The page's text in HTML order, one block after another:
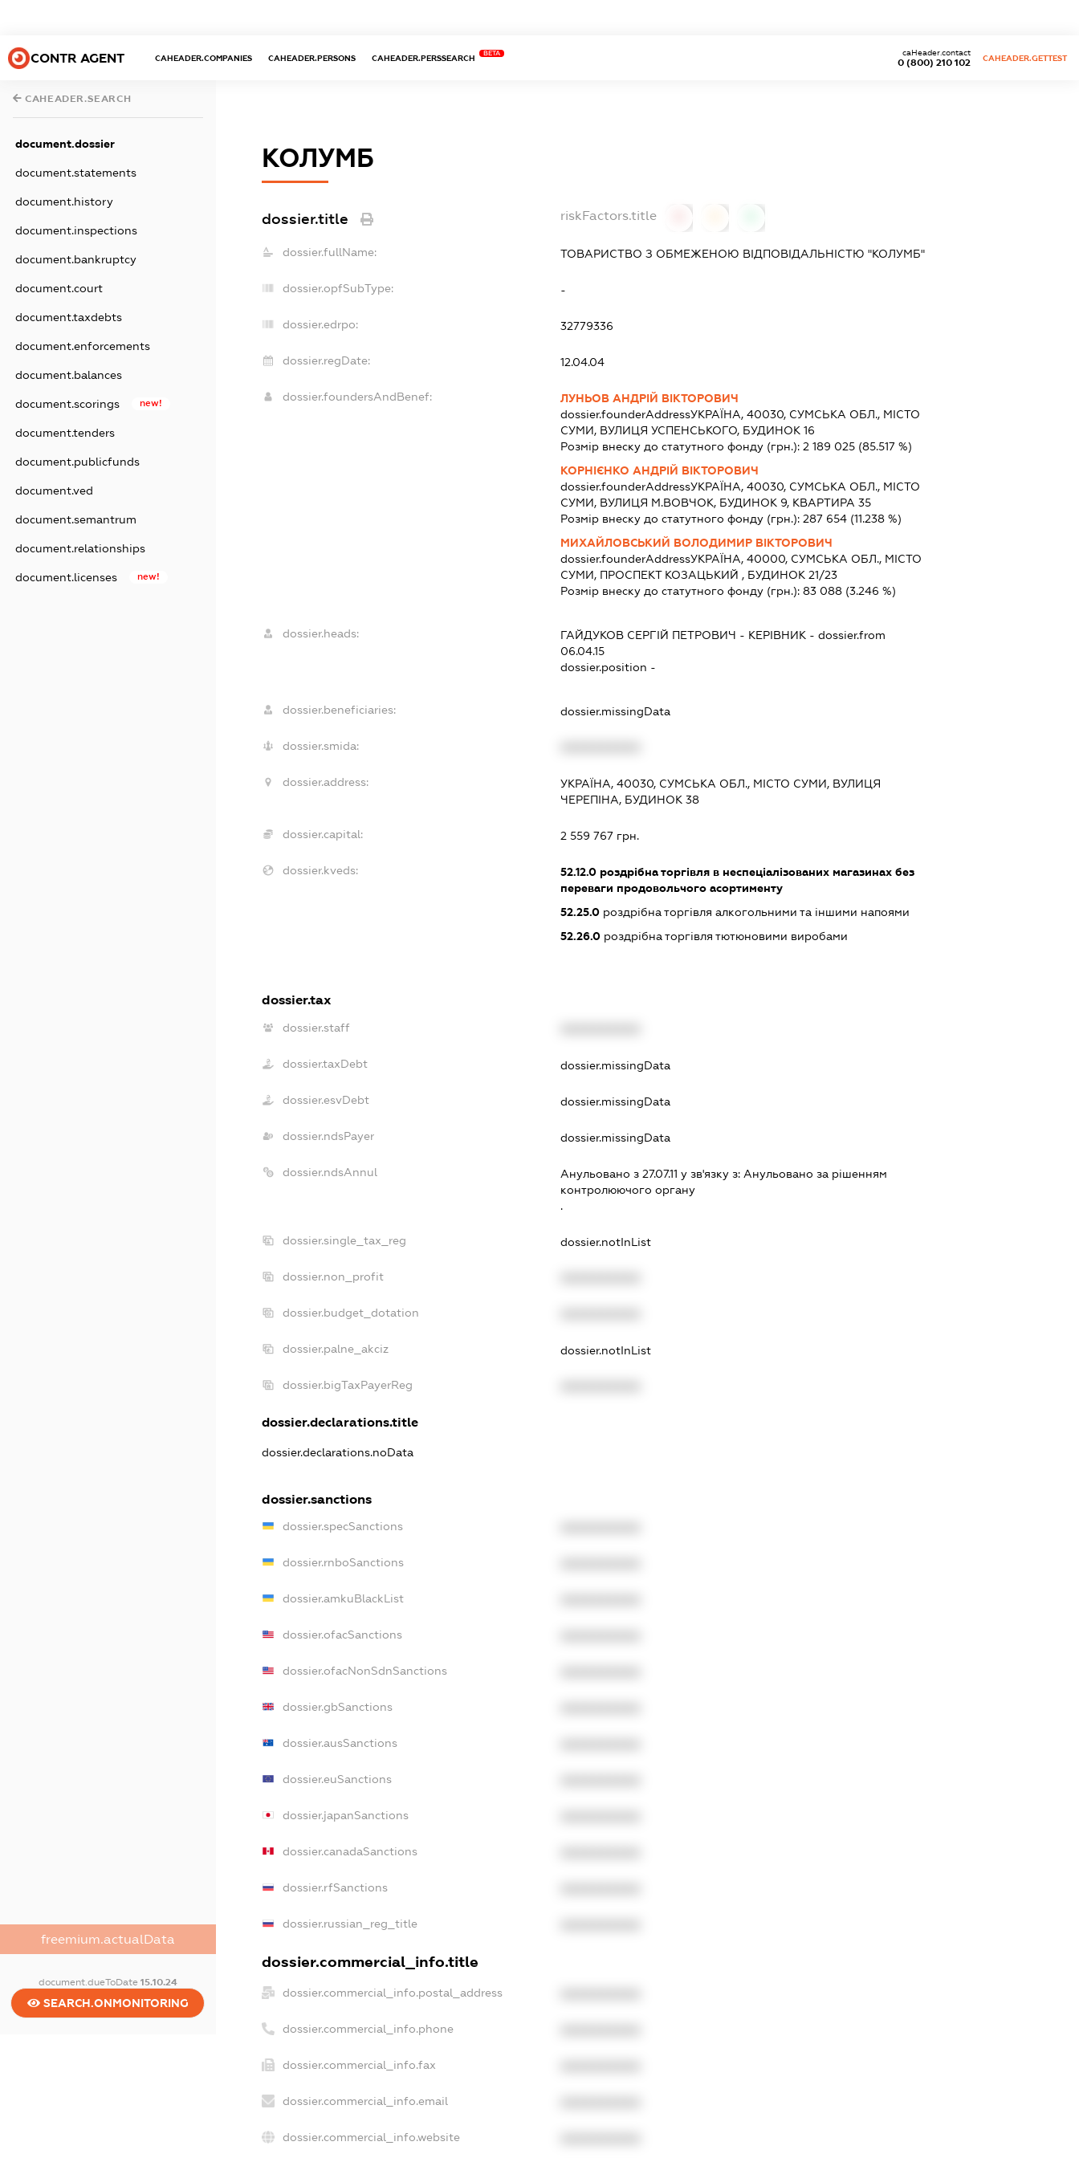
CONTR AGENT CAHEADER.COMPANIES CAHEADER.PERSONS CAHEADER.PERSSEARCH
BETA
0 (800) 210 102
caHeader.contact
CAHEADER.GETTEST
CAHEADER.SEARCH
document.dossier
document.statements
document.history
document.inspections
document.bankruptcy
document.court
document.taxdebts
document.enforcements
document.balances
document.scorings new!
document.tenders
document.publicfunds
document.ved
document.semantrum
document.relationships
document.licenses new!
freemium.actualData
document.dueToDate 15.10.24
SEARCH.ONMONITORING
КОЛУМБ
dossier.title riskFactors.title
dossier.fullName: ТОВАРИСТВО З ОБМЕЖЕНОЮ ВІДПОВІДАЛЬНІСТЮ "КОЛУМБ"
dossier.opfSubType: -
dossier.edrpo: 32779336
dossier.regDate: 12.04.04
dossier.foundersAndBenef:
ЛУНЬОВ АНДРІЙ ВІКТОРОВИЧ
dossier.founderAddressУКРАЇНА, 40030, СУМСЬКА ОБЛ., МІСТО
СУМИ, ВУЛИЦЯ УСПЕНСЬКОГО, БУДИНОК 16
Розмір внеску до статутного фонду (грн.): 2 189 025(85.517 %)
КОРНІЄНКО АНДРІЙ ВІКТОРОВИЧ
dossier.founderAddressУКРАЇНА, 40030, СУМСЬКА ОБЛ., МІСТО
СУМИ, ВУЛИЦЯ М.ВОВЧОК, БУДИНОК 9, КВАРТИРА 35
Розмір внеску до статутного фонду (грн.): 287 654(11.238 %)
МИХАЙЛОВСЬКИЙ ВОЛОДИМИР ВІКТОРОВИЧ
dossier.founderAddressУКРАЇНА, 40000, СУМСЬКА ОБЛ., МІСТО
СУМИ, ПРОСПЕКТ КОЗАЦЬКИЙ , БУДИНОК 21/23
Розмір внеску до статутного фонду (грн.): 83 088(3.246 %)
dossier.heads: ГАЙДУКОВ СЕРГІЙ ПЕТРОВИЧ - КЕРІВНИК - dossier.from
06.04.15
dossier.position -
dossier.beneficiaries: dossier.missingData
dossier.smida:
dossier.address:
УКРАЇНА, 40030, СУМСЬКА ОБЛ., МІСТО СУМИ, ВУЛИЦЯ
ЧЕРЕПІНА, БУДИНОК 38
dossier.capital: 2 559 767 грн.
dossier.kveds: 52.12.0роздрібна торгівля в неспеціалізованих магазинах без
переваги продовольчого асортименту
52.25.0роздрібна торгівля алкогольними та іншими напоями
52.26.0роздрібна торгівля тютюновими виробами
dossier.tax
dossier.staff
dossier.taxDebt dossier.missingData
dossier.esvDebt dossier.missingData
dossier.ndsPayer dossier.missingData
dossier.ndsAnnul Анульовано з 27.07.11 у зв'язку з: Анульовано за рiшенням
контролюючого органу
.
dossier.single_tax_reg dossier.notInList
dossier.non_profit
dossier.budget_dotation
dossier.palne_akciz dossier.notInList
dossier.bigTaxPayerReg
dossier.declarations.title
dossier.declarations.noData
dossier.sanctions
dossier.specSanctions
dossier.rnboSanctions
dossier.amkuBlackList
dossier.ofacSanctions
dossier.ofacNonSdnSanctions
dossier.gbSanctions
dossier.ausSanctions
dossier.euSanctions
dossier.japanSanctions
dossier.canadaSanctions
dossier.rfSanctions
dossier.russian_reg_title
dossier.commercial_info.title
dossier.commercial_info.postal_address
dossier.commercial_info.phone
dossier.commercial_info.fax
dossier.commercial_info.email
dossier.commercial_info.website